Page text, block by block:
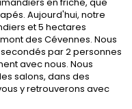
Aujourd'hui, notre
et 5 hectares
des Cévennes. Nous
par 2 personnes
avec nous. Nous
salons, dans des
y retrouverons avec